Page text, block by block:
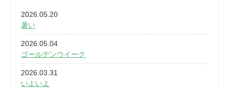
2026.05.20
暑い
2026.05.04
ゴールデンウイーク
2026.03.31
いよいよ